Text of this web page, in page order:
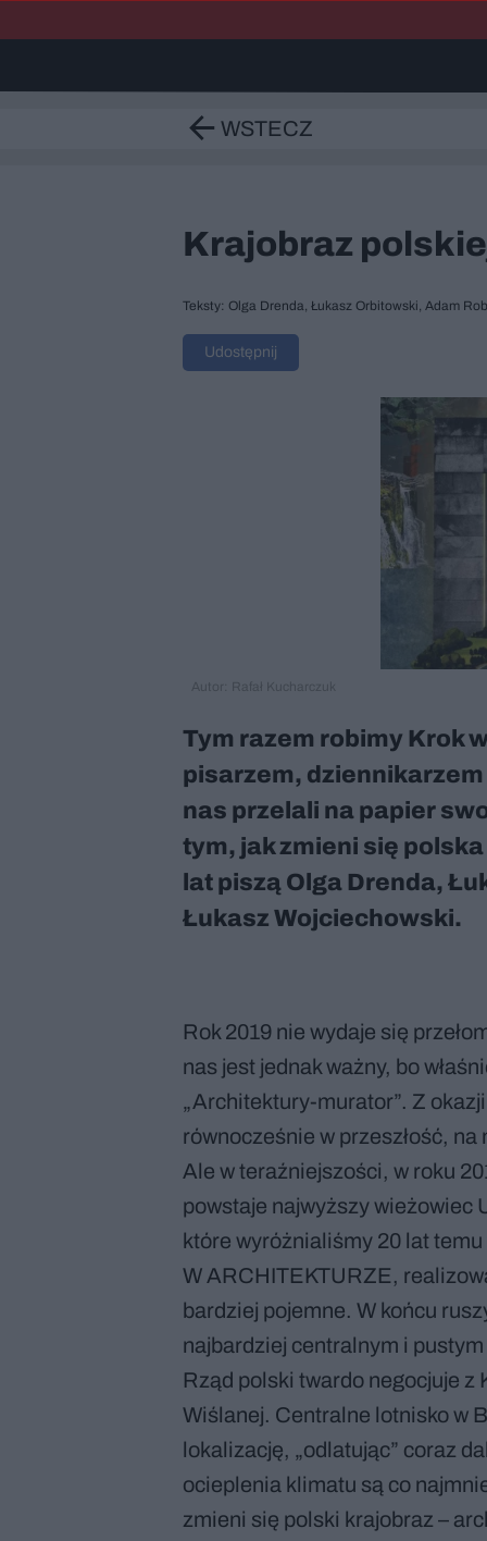
WSTECZ
Krajobraz
Teksty: Olga Drenda, Łukasz Orbitowski, Adam
Udostępnij
Autor: Rafał Kucharczuk
Tym razem robimy Krok
pisarzem,
nas przelali na papier
tym, jak zmieni się
lat piszą Olga Drenda,
Łukasz Wojciechowski.
Rok 2019 nie wydaje się
nas jest jednak ważny, bo
„Architektury-murator”. Z
równocześnie w przeszłość,
Ale w teraźniejszości, w roku
powstaje najwyższy wieżowiec
które wyróżnialiśmy 20 lat
W ARCHITEKTURZE,
bardziej pojemne. W końcu
najbardziej centralnym i
Rząd polski twardo negocjuje
Wiślanej. Centralne lotnisko w
lokalizację, „odlatując” coraz
ocieplenia klimatu są co
zmieni się polski krajobraz –